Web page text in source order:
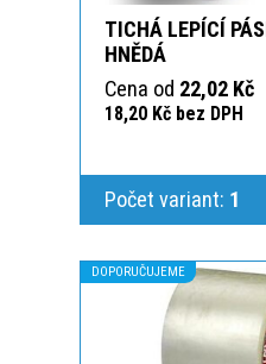
TICHÁ LEPÍCÍ
HNĚDÁ
Cena od 22,02 Kč
18,20 Kč bez DPH
Počet variant: 1
DOPORUČUJEME